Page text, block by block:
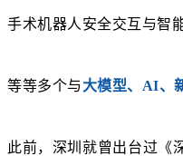
手术机器人安全交互与智
等等多个与大模型、AI、
此前，深圳就曾出台过《